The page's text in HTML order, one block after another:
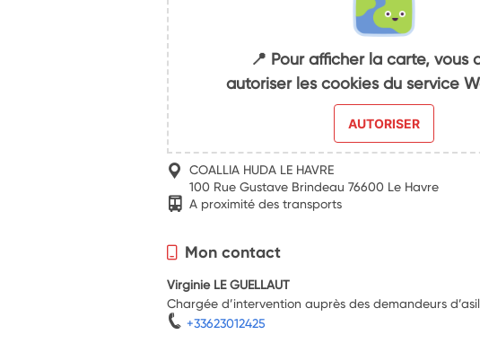
📍 Pour afficher la carte, vous
autoriser les cookies du service
AUTORISER
COALLIA HUDA LE HAVRE
100 Rue Gustave Brindeau 76600 Le Havre
A proximité des transports
Mon contact
Virginie LE GUELLAUT
Chargée d’intervention auprès des demandeurs
+33623012425